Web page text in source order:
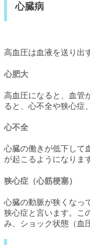
心臓病
高血圧は血液を送り出
心肥大
高血圧になると、血管
ると、心不全や狭心症
心不全
心臓の働きが低下して
が起こるようになりま
狭心症（心筋梗塞）
心臓の動脈が狭くなっ
狭心症と言います。こ
み、ショック状態（血